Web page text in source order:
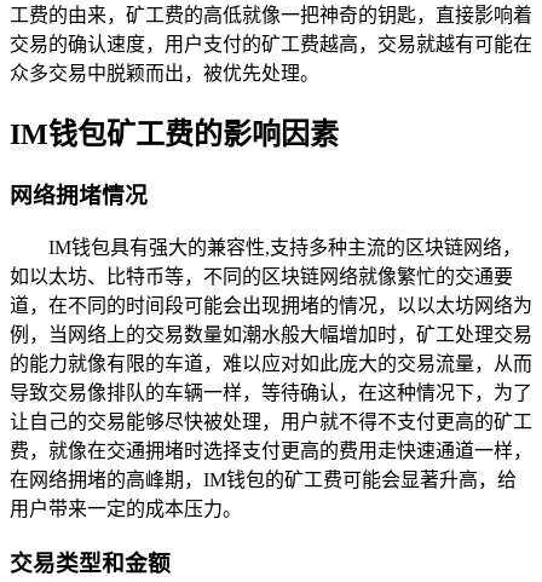
工费的由来，矿工费的高低就像一把神奇的钥匙，直接影响着
交易的确认速度，用户支付的矿工费越高，交易就越有可能在
众多交易中脱颖而出，被优先处理。
IM钱包矿工费的影响因素
网络拥堵情况
IM钱包具有强大的兼容性,支持多种主流的区块链网络，
如以太坊、比特币等，不同的区块链网络就像繁忙的交通要
道，在不同的时间段可能会出现拥堵的情况，以以太坊网络为
例，当网络上的交易数量如潮水般大幅增加时，矿工处理交易
的能力就像有限的车道，难以应对如此庞大的交易流量，从而
导致交易像排队的车辆一样，等待确认，在这种情况下，为了
让自己的交易能够尽快被处理，用户就不得不支付更高的矿工
费，就像在交通拥堵时选择支付更高的费用走快速通道一样，
在网络拥堵的高峰期，IM钱包的矿工费可能会显著升高，给
用户带来一定的成本压力。
交易类型和金额